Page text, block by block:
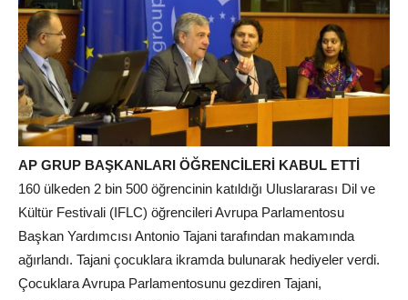
AP GRUP BAŞKANLARI ÖĞRENCİLERİ KABUL ETTİ
160 ülkeden 2 bin 500 öğrencinin katıldığı Uluslararası Dil ve
Kültür Festivali (IFLC) öğrencileri Avrupa Parlamentosu
Başkan Yardımcısı Antonio Tajani tarafından makamında
ağırlandı. Tajani çocuklara ikramda bulunarak hediyeler verdi.
Çocuklara Avrupa Parlamentosunu gezdiren Tajani,